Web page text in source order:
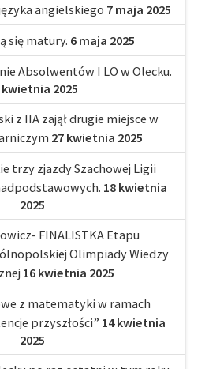
angielskiego 7 maja 2025
się matury. 6 maja 2025
Absolwentów I LO w Olecku.
kwietnia 2025
z IIA zajął drugie miejsce w
27 kwietnia 2025
trzy zjazdy Szachowej Ligii
18 kwietnia
2025
FINALISTKA Etapu
Olimpiady Wiedzy
16 kwietnia 2025
z matematyki w ramach
przyszłości” 14 kwietnia
2025